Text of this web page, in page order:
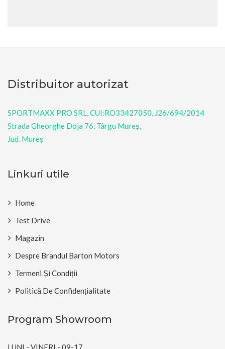
Distribuitor autorizat
SPORTMAXX PRO SRL, CUI:RO33427050, J26/694/2014
Strada Gheorghe Doja 76, Târgu Mureș,
Jud. Mureș
Linkuri utile
Home
Test Drive
Magazin
Despre Brandul Barton Motors
Termeni Și Condiții
Politică De Confidențialitate
Program Showroom
LUNI - VINERI - 09-17